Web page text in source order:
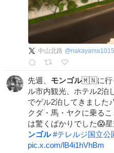
中山北路 @nakayama1015
先週、 モンゴル🇲🇳に行
ル市内観光、ホテル2泊
でゲル2泊してきました
クダ・馬・ヤクに乗る
は驚くばかりでした😱
ンゴル #テレルジ国立公
pic.x.com/lB4i1hVhBm